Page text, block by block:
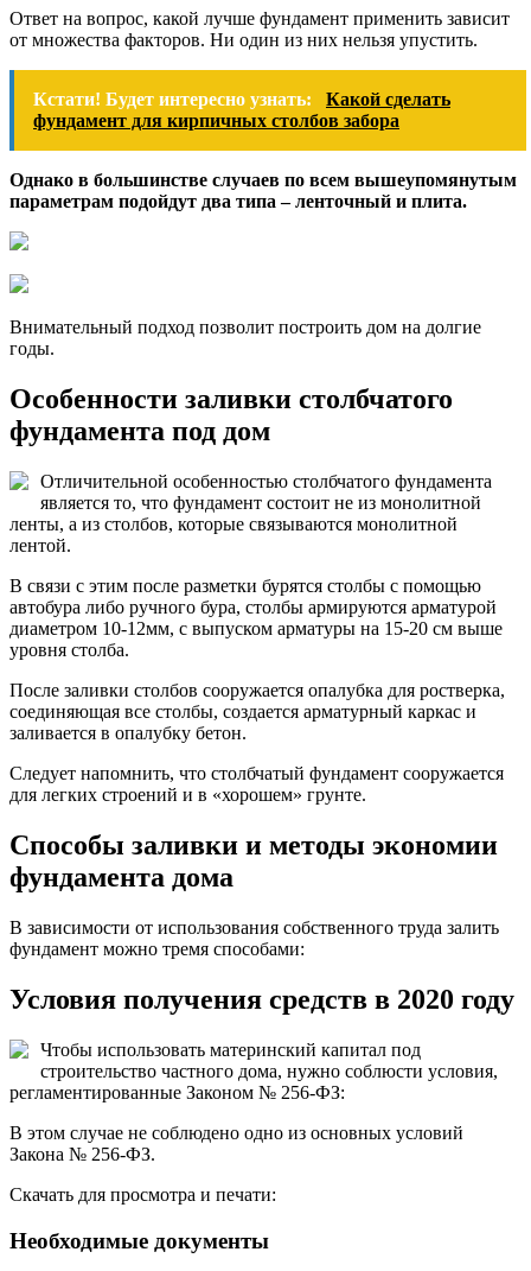
Ответ на вопрос, какой лучше фундамент применить зависит
от множества факторов. Ни один из них нельзя упустить.
Кстати! Будет интересно узнать:
Какой сделать
фундамент для кирпичных столбов забора
Однако в большинстве случаев по всем вышеупомянутым
параметрам подойдут два типа – ленточный и плита.
Внимательный подход позволит построить дом на долгие
годы.
Особенности заливки столбчатого
фундамента под дом
Отличительной особенностью столбчатого фундамента
является то, что фундамент состоит не из монолитной
ленты, а из столбов, которые связываются монолитной
лентой.
В связи с этим после разметки бурятся столбы с помощью
автобура либо ручного бура, столбы армируются арматурой
диаметром 10-12мм, с выпуском арматуры на 15-20 см выше
уровня столба.
После заливки столбов сооружается опалубка для ростверка,
соединяющая все столбы, создается арматурный каркас и
заливается в опалубку бетон.
Следует напомнить, что столбчатый фундамент сооружается
для легких строений и в «хорошем» грунте.
Способы заливки и методы экономии
фундамента дома
В зависимости от использования собственного труда залить
фундамент можно тремя способами:
Условия получения средств в 2020 году
Чтобы использовать материнский капитал под
строительство частного дома, нужно соблюсти условия,
регламентированные Законом № 256-ФЗ:
В этом случае не соблюдено одно из основных условий
Закона № 256-ФЗ.
Скачать для просмотра и печати:
Необходимые документы